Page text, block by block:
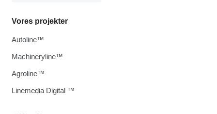
Vores projekter
Autoline™
Machineryline™
Agroline™
Linemedia Digital ™